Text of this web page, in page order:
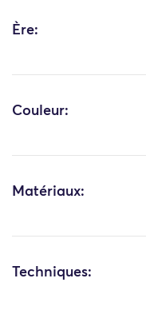
Ère:
Couleur:
Matériaux:
Techniques: